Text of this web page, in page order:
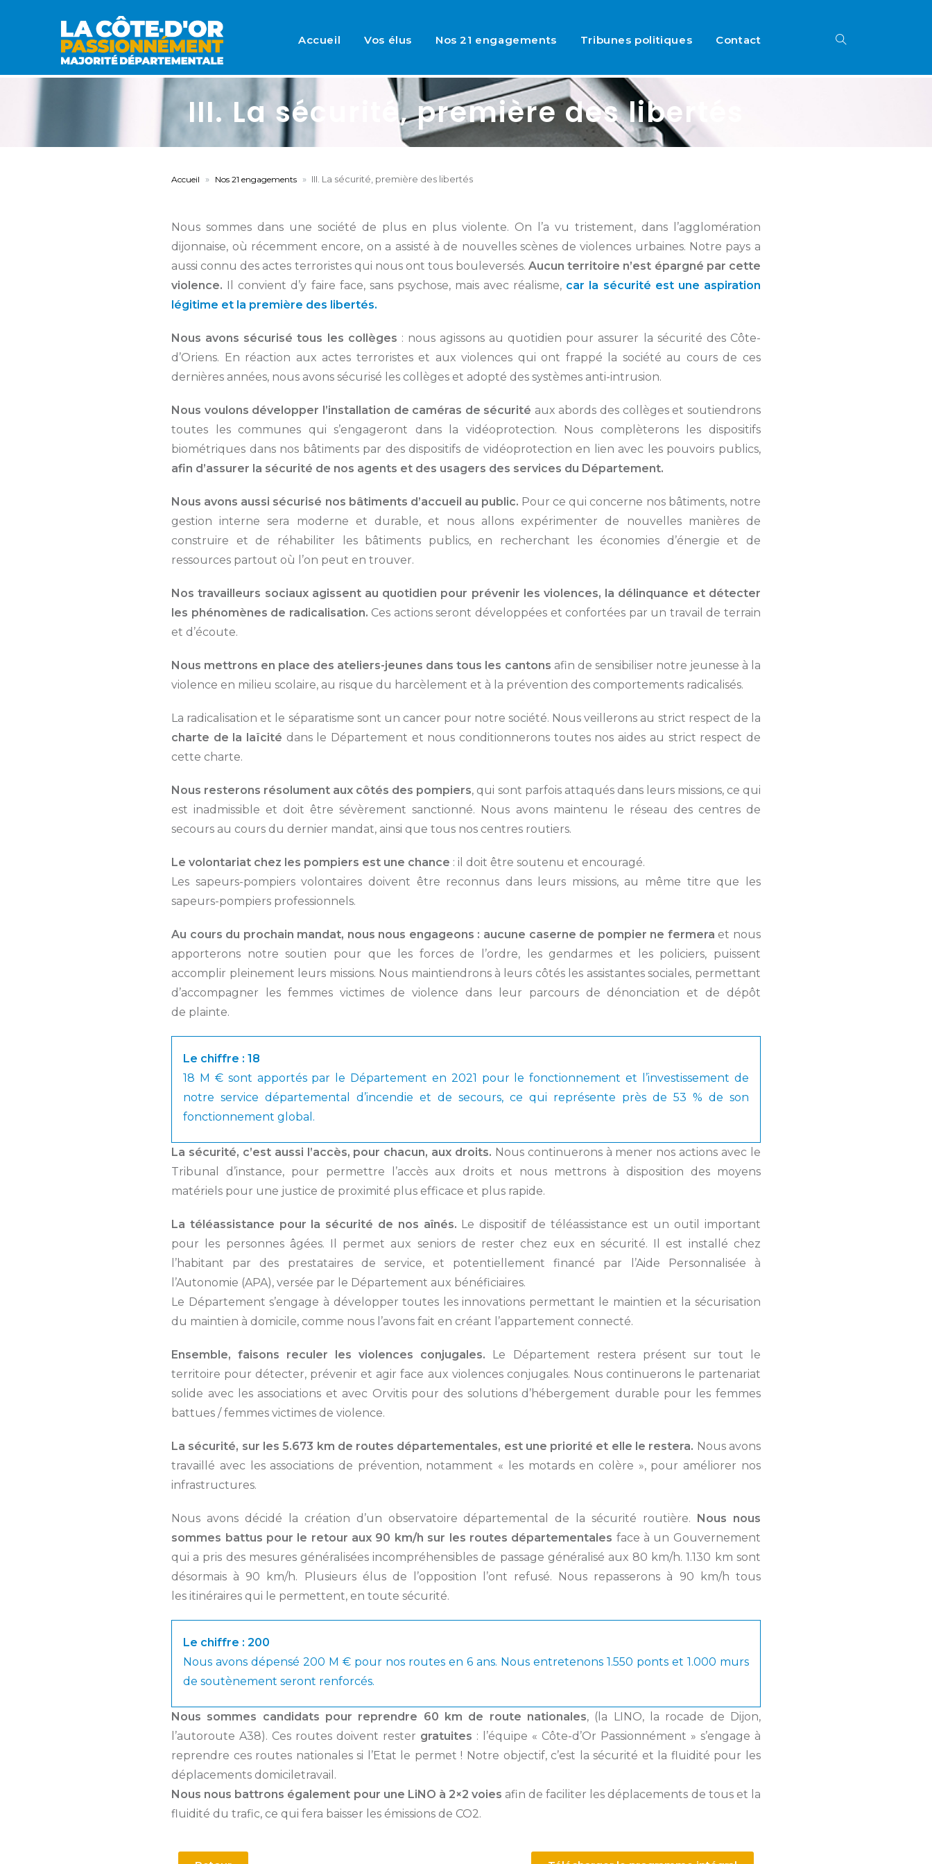
Accueil Vos élus Nos 21 engagements Tribunes politiques Contact
III. La sécurité, première des libertés
Accueil Nos 21 engagements III. La sécurité, première des libertés
Nous sommes dans une société de plus en plus violente. On l’a vu tristement, dans l’agglomération
dijonnaise, où récemment encore, on a assisté à de nouvelles scènes de violences urbaines. Notre pays a
aussi connu des actes terroristes qui nous ont tous bouleversés.Aucun territoire n’est épargné par cette
violence. Il convient d’y faire face, sans psychose, mais avec réalisme, car la sécurité est une aspiration
légitime et la première des libertés.
Nous avons sécurisé tous les collèges : nous agissons au quotidien pour assurer la sécurité des Côte-
d’Oriens. En réaction aux actes terroristes et aux violences qui ont frappé la société au cours de ces
dernières années, nous avons sécurisé les collèges et adopté des systèmes anti-intrusion.
Nous voulons développer l’installation de caméras de sécurité aux abords des collèges et soutiendrons
toutes les communes qui s’engageront dans la vidéoprotection. Nous complèterons les dispositifs
biométriques dans nos bâtiments par des dispositifs de vidéoprotection en lien avec les pouvoirs publics,
afin d’assurer la sécurité de nos agents et des usagers des services du Département.
Nous avons aussi sécurisé nos bâtiments d’accueil au public. Pour ce qui concerne nos bâtiments, notre
gestion interne sera moderne et durable, et nous allons expérimenter de nouvelles manières de
construire et de réhabiliter les bâtiments publics, en recherchant les économies d’énergie et de
ressources partout où l’on peut en trouver.
Nos travailleurs sociaux agissent au quotidien pour prévenir les violences, la délinquance et détecter
les phénomènes de radicalisation. Ces actions seront développées et confortées par un travail de terrain
et d’écoute.
Nous mettrons en place des ateliers-jeunes dans tous les cantons afin de sensibiliser notre jeunesse à la
violence en milieu scolaire, au risque du harcèlement et à la prévention des comportements radicalisés.
La radicalisation et le séparatisme sont un cancer pour notre société. Nous veillerons au strict respect de la
charte de la laïcité dans le Département et nous conditionnerons toutes nos aides au strict respect de
cette charte.
Nous resterons résolument aux côtés des pompiers, qui sont parfois attaqués dans leurs missions, ce qui
est inadmissible et doit être sévèrement sanctionné. Nous avons maintenu le réseau des centres de
secours au cours du dernier mandat, ainsi que tous nos centres routiers.
Le volontariat chez les pompiers est une chance : il doit être soutenu et encouragé.
Les sapeurs-pompiers volontaires doivent être reconnus dans leurs missions, au même titre que les
sapeurs-pompiers professionnels.
Au cours du prochain mandat, nous nous engageons : aucune caserne de pompier ne fermera et nous
apporterons notre soutien pour que les forces de l’ordre, les gendarmes et les policiers, puissent
accomplir pleinement leurs missions. Nous maintiendrons à leurs côtés les assistantes sociales, permettant
d’accompagner les femmes victimes de violence dans leur parcours de dénonciation et de dépôt
de plainte.
Le chiffre : 18
18 M € sont apportés par le Département en 2021 pour le fonctionnement et l’investissement de
notre service départemental d’incendie et de secours, ce qui représente près de 53 % de son
fonctionnement global.
La sécurité, c’est aussi l’accès, pour chacun, aux droits. Nous continuerons à mener nos actions avec le
Tribunal d’instance, pour permettre l’accès aux droits et nous mettrons à disposition des moyens
matériels pour une justice de proximité plus efficace et plus rapide.
La téléassistance pour la sécurité de nos aînés. Le dispositif de téléassistance est un outil important
pour les personnes âgées. Il permet aux seniors de rester chez eux en sécurité. Il est installé chez
l’habitant par des prestataires de service, et potentiellement financé par l’Aide Personnalisée à
l’Autonomie (APA), versée par le Département aux bénéficiaires.
Le Département s’engage à développer toutes les innovations permettant le maintien et la sécurisation
du maintien à domicile, comme nous l’avons fait en créant l’appartement connecté.
Ensemble, faisons reculer les violences conjugales. Le Département restera présent sur tout le
territoire pour détecter, prévenir et agir face aux violences conjugales. Nous continuerons le partenariat
solide avec les associations et avec Orvitis pour des solutions d’hébergement durable pour les femmes
battues / femmes victimes de violence.
La sécurité, sur les 5.673 km de routes départementales, est une priorité et elle le restera. Nous avons
travaillé avec les associations de prévention, notamment « les motards en colère », pour améliorer nos
infrastructures.
Nous avons décidé la création d’un observatoire départemental de la sécurité routière. Nous nous
sommes battus pour le retour aux 90 km/h sur les routes départementales face à un Gouvernement
qui a pris des mesures généralisées incompréhensibles de passage généralisé aux 80 km/h. 1.130 km sont
désormais à 90 km/h. Plusieurs élus de l’opposition l’ont refusé. Nous repasserons à 90 km/h tous
les itinéraires qui le permettent, en toute sécurité.
Le chiffre : 200
Nous avons dépensé 200 M € pour nos routes en 6 ans. Nous entretenons 1.550 ponts et 1.000 murs
de soutènement seront renforcés.
Nous sommes candidats pour reprendre 60 km de route nationales, (la LINO, la rocade de Dijon,
l’autoroute A38). Ces routes doivent rester gratuites : l’équipe « Côte-d’Or Passionnément » s’engage à
reprendre ces routes nationales si l’Etat le permet ! Notre objectif, c’est la sécurité et la fluidité pour les
déplacements domiciletravail.
Nous nous battrons également pour une LiNO à 2×2 voies afin de faciliter les déplacements de tous et la
fluidité du trafic, ce qui fera baisser les émissions de CO2.